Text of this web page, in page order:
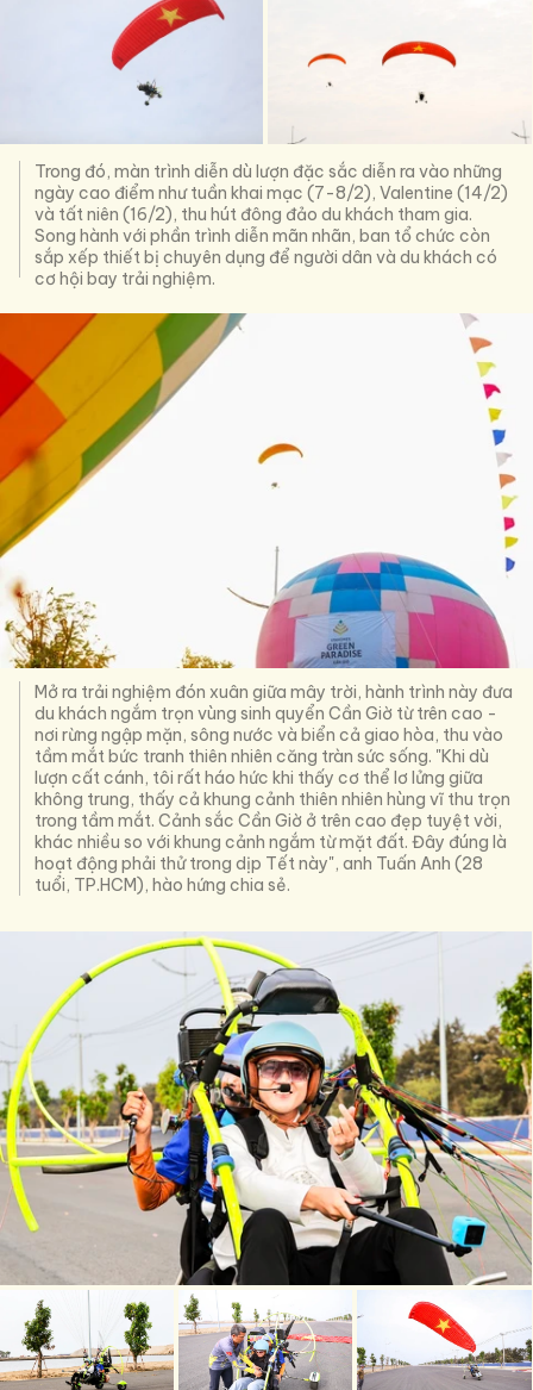
Trong đó, màn trình diễn dù lượn đặc sắc diễn ra vào những
ngày cao điểm như tuần khai mạc (7-8/2), Valentine (14/2)
và tất niên (16/2), thu hút đông đảo du khách tham gia.
Song hành với phần trình diễn mãn nhãn, ban tổ chức còn
sắp xếp thiết bị chuyên dụng để người dân và du khách có
cơ hội bay trải nghiệm.
Mở ra trải nghiệm đón xuân giữa mây trời, hành trình này đưa
du khách ngắm trọn vùng sinh quyển Cần Giờ từ trên cao -
nơi rừng ngập mặn, sông nước và biển cả giao hòa, thu vào
tầm mắt bức tranh thiên nhiên căng tràn sức sống. "Khi dù
lượn cất cánh, tôi rất háo hức khi thấy cơ thể lơ lửng giữa
không trung, thấy cả khung cảnh thiên nhiên hùng vĩ thu trọn
trong tầm mắt. Cảnh sắc Cần Giờ ở trên cao đẹp tuyệt vời,
khác nhiều so với khung cảnh ngắm từ mặt đất. Đây đúng là
hoạt động phải thử trong dịp Tết này", anh Tuấn Anh (28
tuổi, TP.HCM), hào hứng chia sẻ.